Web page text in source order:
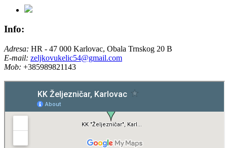
Info:
Adresa: HR - 47 000 Karlovac, Obala Trnskog 20 B
E-mail: zeljkovukelic54@gmail.com
Mob: +385989821143